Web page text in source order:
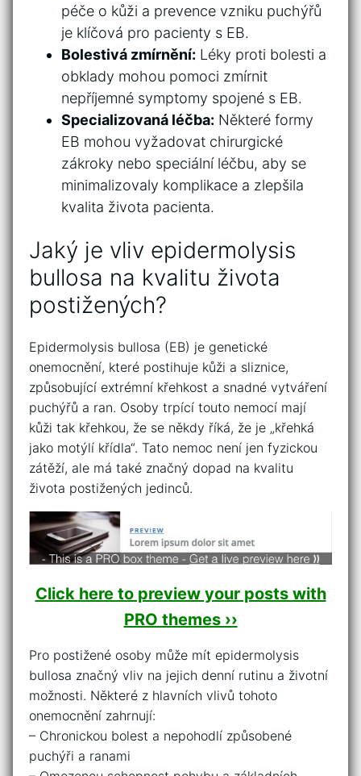
péče o⁣ kůži a prevence vzniku puchýřů‌
je klíčová ​pro pacienty s EB.
Bolestivá⁤ zmírnění: Léky ⁤proti bolesti⁣ a ​
obklady ⁢mohou pomoci zmírnit
nepříjemné symptomy spojené s⁢ EB.
Specializovaná léčba: Některé formy
EB⁣ mohou vyžadovat chirurgické
zákroky ⁤nebo ​speciální léčbu, ⁣aby se
minimalizovaly komplikace a zlepšila
kvalita⁣ života pacienta.
Jaký je vliv ‍epidermolysis
bullosa⁢ na kvalitu ‌života
postižených?
Epidermolysis ⁤bullosa (EB) je genetické
onemocnění,​ které postihuje kůži a sliznice,​
způsobující extrémní křehkost ​a ​snadné vytváření
puchýřů a ran.‍ Osoby trpící touto nemocí mají
‌kůži tak křehkou, že⁤ se někdy říká, že‍ je „křehká
jako ⁣motýlí ⁢křídla“. Tato​ nemoc není ⁣jen fyzickou
zátěží, ale má také značný dopad ‍na kvalitu
života ⁣postižených jedinců.
Click here to preview your posts with
PRO themes ››
Pro postižené​ osoby‌ může ⁤mít epidermolysis
bullosa značný⁢ vliv na jejich denní ⁢rutinu a životní
možnosti. Některé z hlavních vlivů tohoto
onemocnění zahrnují:
– Chronickou bolest a‍ nepohodlí způsobené
puchýři a ranami